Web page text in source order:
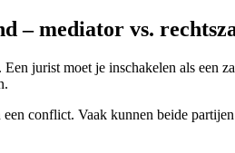
– mediator vs.
jurist moet je inschakelen als een
conflict. Vaak kunnen beide